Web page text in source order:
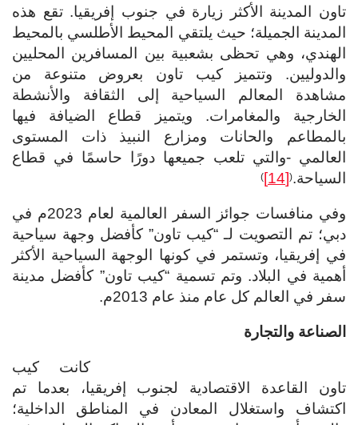
تاون المدينة الأكثر زيارة في جنوب إفريقيا. تقع هذه
المدينة الجميلة؛ حيث يلتقي المحيط الأطلسي بالمحيط
الهندي، وهي تحظى بشعبية بين المسافرين المحليين
والدوليين. وتتميز كيب تاون بعروض متنوعة من
مشاهدة المعالم السياحية إلى الثقافة والأنشطة
الخارجية والمغامرات. ويتميز قطاع الضيافة فيها
بالمطاعم والحانات ومزارع النبيذ ذات المستوى
العالمي -والتي تلعب جميعها دورًا حاسمًا في قطاع
السياحة.(
[14]
)
وفي منافسات جوائز السفر العالمية لعام 2023م في
دبي؛ تم التصويت لـ “كيب تاون” كأفضل وجهة سياحية
في إفريقيا، وتستمر في كونها الوجهة السياحية الأكثر
أهمية في البلاد. وتم تسمية “كيب تاون” كأفضل مدينة
سفر في العالم كل عام منذ عام 2013م.
الصناعة والتجارة
كانت كيب
تاون القاعدة الاقتصادية لجنوب إفريقيا، بعدما تم
اكتشاف واستغلال المعادن في المناطق الداخلية؛